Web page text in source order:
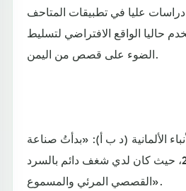
دراسات عليا في تطبيقات المتاحف
حاليا الواقع الافتراضي لتسليط
الضوء على قصص من اليمن.
الألمانية (د ب أ): «بدأتُ صناعة
الأفلام في عام 2011، حيث كان لدي شغف دائم بالسرد
القصصي المرئي والمسموع».